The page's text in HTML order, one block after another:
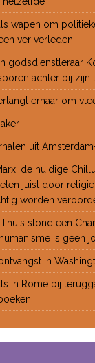
wapen om
ver verleden
godsdienstleraar
achter bij
ernaar om
uit
de huidige
juist door
worden
Thuis stond een
is geen
in
in Rome bij